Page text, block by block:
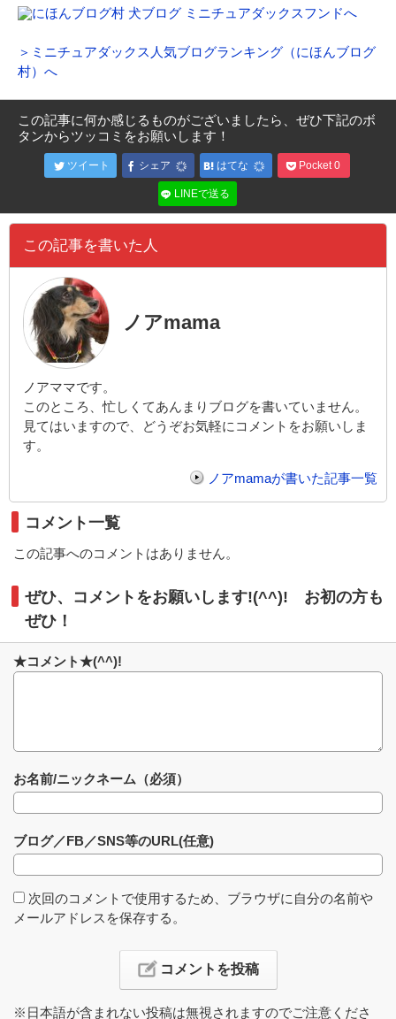
＞ミニチュアダックス人気ブログランキング（にほんブログ
村）へ
この記事に何か感じるものがございましたら、ぜひ下記のボ
タンからツッコミをお願いします！
ツイート シェア はてな Pocket 0
LINEで送る
この記事を書いた人
ノアmama
ノアママです。
このところ、忙しくてあんまりブログを書いていません。
見てはいますので、どうぞお気軽にコメントをお願いしま
す。
ノアmamaが書いた記事一覧
コメント一覧
この記事へのコメントはありません。
ぜひ、コメントをお願いします!(^^)! お初の方も
ぜひ！
★コメント★(^^)!
お名前/ニックネーム（必須）
ブログ／FB／SNS等のURL(任意)
次回のコメントで使用するため、ブラウザに自分の名前や
メールアドレスを保存する。
※日本語が含まれない投稿は無視されますのでご注意くださ